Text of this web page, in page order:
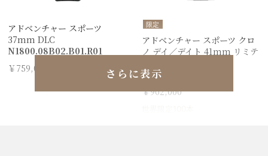
アドベンチャー スポーツ
37mm DLC
N1800.08B02.B01.R01
￥759,000
限定
アドベンチャー スポーツ クロ
ノ デイ／デイト 41mm リミテ
N1500.17S03.E01.S01
￥902,000
さらに表示